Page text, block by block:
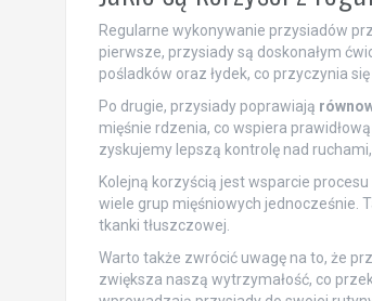
Regularne wykonywanie przysiadów
pierwsze, przysiady są doskonałym
pośladków oraz łydek, co przyczynia
Po drugie, przysiady poprawiają
mięśnie rdzenia, co wspiera
zyskujemy lepszą kontrolę nad
Kolejną korzyścią jest wsparcie procesu
wiele grup mięśniowych jednocześnie.
tkanki tłuszczowej.
Warto także zwrócić uwagę na to, że
zwiększa naszą wytrzymałość, co